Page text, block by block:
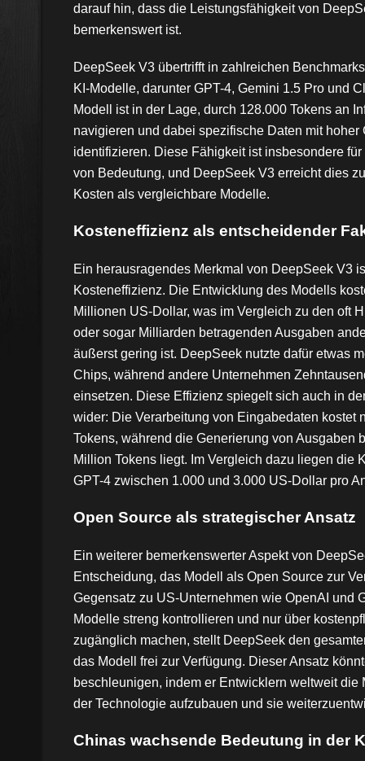
darauf hin, dass die Leistungsfähigkeit von
bemerkenswert ist.
DeepSeek V3 übertrifft in zahlreichen
KI-Modelle, darunter GPT-4, Gemini 1.5 Pro und
Modell ist in der Lage, durch 128.000 Tokens an
navigieren und dabei spezifische Daten mit hoher
identifizieren. Diese Fähigkeit ist insbesondere
von Bedeutung, und DeepSeek V3 erreicht dies
Kosten als vergleichbare Modelle.
Kosteneffizienz als entscheidender
Ein herausragendes Merkmal von DeepSeek V3
Kosteneffizienz. Die Entwicklung des Modells
Millionen US-Dollar, was im Vergleich zu den oft
oder sogar Milliarden betragenden Ausgaben
äußerst gering ist. DeepSeek nutzte dafür etwas
Chips, während andere Unternehmen
einsetzen. Diese Effizienz spiegelt sich auch in
wider: Die Verarbeitung von Eingabedaten kostet
Tokens, während die Generierung von Ausgaben
Million Tokens liegt. Im Vergleich dazu liegen die
GPT-4 zwischen 1.000 und 3.000 US-Dollar pro
Open Source als strategischer Ansatz
Ein weiterer bemerkenswerter Aspekt von
Entscheidung, das Modell als Open Source zur
Gegensatz zu US-Unternehmen wie OpenAI und
Modelle streng kontrollieren und nur über
zugänglich machen, stellt DeepSeek den
das Modell frei zur Verfügung. Dieser Ansatz
beschleunigen, indem er Entwicklern weltweit die
der Technologie aufzubauen und sie
Chinas wachsende Bedeutung in der